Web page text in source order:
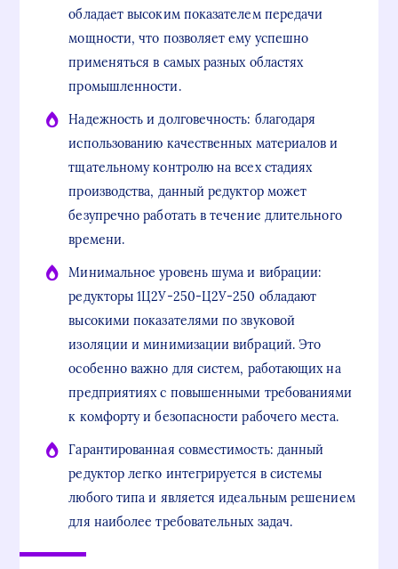
обладает высоким показателем передачи
мощности, что позволяет ему успешно
применяться в самых разных областях
промышленности.
Надежность и долговечность: благодаря
использованию качественных материалов и
тщательному контролю на всех стадиях
производства, данный редуктор может
безупречно работать в течение длительного
времени.
Минимальное уровень шума и вибрации:
редукторы 1Ц2У-250-Ц2У-250 обладают
высокими показателями по звуковой
изоляции и минимизации вибраций. Это
особенно важно для систем, работающих на
предприятиях с повышенными требованиями
к комфорту и безопасности рабочего места.
Гарантированная совместимость: данный
редуктор легко интегрируется в системы
любого типа и является идеальным решением
для наиболее требовательных задач.